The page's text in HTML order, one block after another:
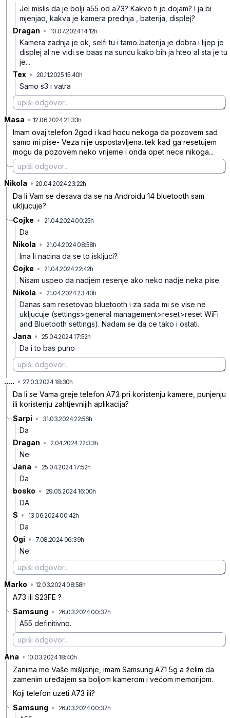
Jel mislis da je bolji a55 od a73? Kakvo ti je dojam? I ja bi
mjenjao, kakva je kamera prednja , baterija, displej?
Dragan • 10.07.2024 14:12h
Kamera zadnja je ok, selfi tu i tamo..baterija je dobra i lijep je
displej al ne vidi se baas na suncu kako bih ja hteo al sta je tu
je...
Tex • 20.11.2025 15:40h
Samo s3 i vatra
Masa • 12.06.2024 21:33h
Imam ovaj telefon 2god i kad hocu nekoga da pozovem sad
samo mi pise- Veza nije uspostavljena..tek kad ga resetujem
mogu da pozovem neko vrijeme i onda opet nece nikoga...
Nikola • 20.04.2024 23:22h
Da li Vam se desava da se na Androidu 14 bluetooth sam
ukljucuje?
Cojke • 21.04.2024 00:25h
Da
Nikola • 21.04.2024 08:58h
Ima li nacina da se to iskljuci?
Cojke • 21.04.2024 22:42h
Nisam uspeo da nadjem resenje ako neko nadje neka pise.
Nikola • 21.04.2024 23:40h
Danas sam resetovao bluetooth i za sada mi se vise ne
ukljucuje (settings>general management>reset>reset WiFi
and Bluetooth settings). Nadam se da ce tako i ostati.
Jana • 25.04.2024 17:52h
Da i to bas puno
..... • 27.03.2024 18:30h
Da li se Vama greje telefon A73 pri koristenju kamere, punjenju
ili koristenju zahtjevnijih aplikacija?
Sarpi • 31.03.2024 22:56h
Da
Dragan • 2.04.2024 22:33h
Ne
Jana • 25.04.2024 17:52h
Da
bosko • 29.05.2024 16:00h
DA
S • 13.06.2024 00:42h
Da
Ogi • 7.08.2024 06:39h
Ne
Marko • 12.03.2024 08:58h
A73 ili S23FE ?
Samsung • 26.03.2024 00:37h
A55 definitivno.
Ana • 10.03.2024 18:40h
Zanima me Vaše mišljenje, imam Samsung A71 5g a želim da
zamenim uređajem sa boljom kamerom i većom memorijom.
Koji telefon uzeti A73 ili?
Samsung • 26.03.2024 00:37h